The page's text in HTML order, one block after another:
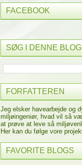
FACEBOOK
SØG I DENNE BLOG
FORFATTEREN
Jeg elsker havearbejde og
miljøingeniør, hvad vil så
at prøve at leve så
Her kan du følge vore
FAVORITE BLOGS